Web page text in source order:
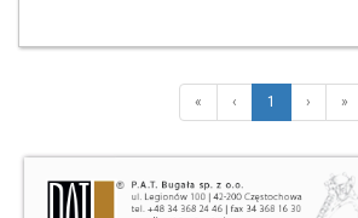
« ‹ 1 › »